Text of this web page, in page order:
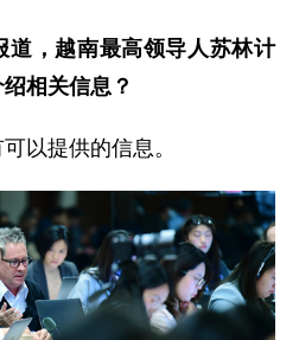
道，越南最高领导人苏林计
相关信息？
以提供的信息。